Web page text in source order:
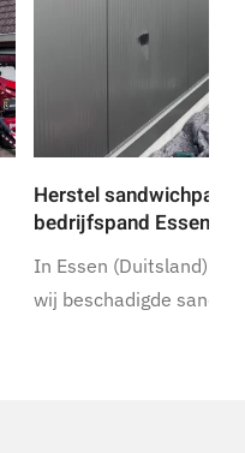
Herstel
bedrijfspand Essen
In Essen (Duitsland)
wij beschadigde